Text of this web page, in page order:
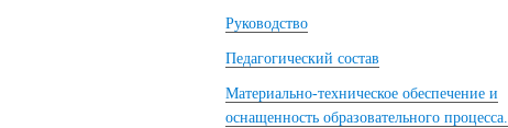
Руководство
Педагогический состав
Материально-техническое обеспечение и
оснащенность образовательного процесса.